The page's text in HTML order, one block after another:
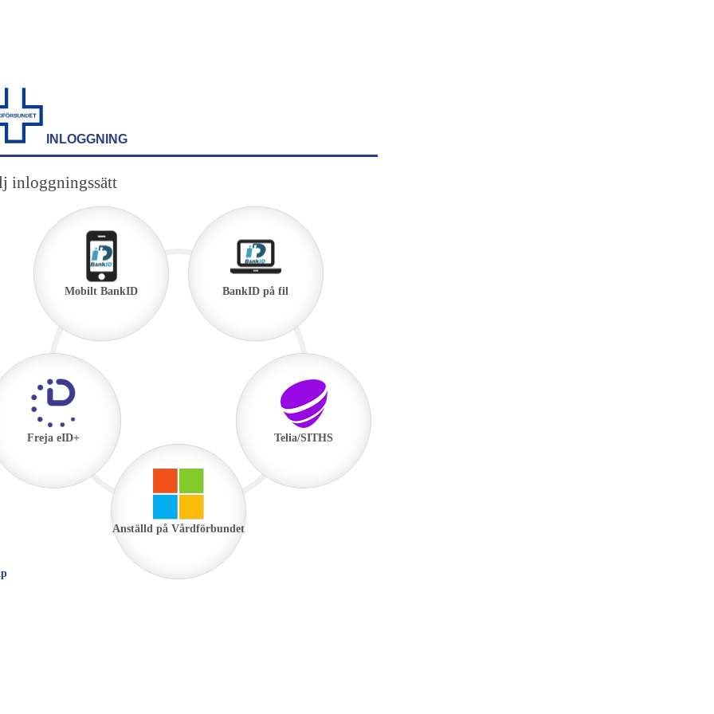
INLOGGNING
inloggningssätt
Mobilt BankID BankID på fil
Telia/SITHS
Anställd på Vårdförbundet
Freja eID+